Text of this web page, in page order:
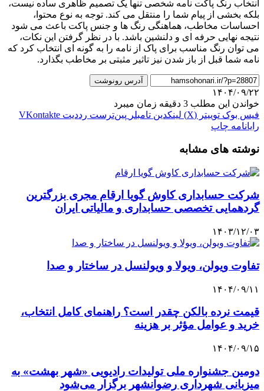
انتخاب رنگ پاکت نامه شخصی تنها یک تصمیم ظاهری ساده نیست،
بلکه بخشی از پیام شما را منتقل می کند. توجه به نوع محتوا،
احساسات مخاطب، هماهنگی رنگ ها و جنس پاکت باعث می شود
نتیجه نهایی حرفه ای و دلنشین باشد. با در نظر گرفتن این نکات،
می توان رنگ مناسب برای پاک از نامه را به گونه ای انتخاب کرد که
نامه شما قبل از باز شدن نیز تاثیر مثبتی بر مخاطب بگذارد.
آدرس رونوشت
۱۴۰۴/۰۹/۲۲
خواندن این مطلب 3 دقیقه زمان میبرد
فیس بوک توییتر (X) لینکدین ‫تامبلر ‫پین‌ترست ‫رددیت ‫VKontakte
رایانامه چاپ
نوشته های مشابه
شرکت حسابداری کاوش گویا ارقام مجری بزرگترین
گردهمایی تخصصی حسابداری و مالیاتی ایران
۱۴۰۳/۱۲/۰۳
تفاوت ویولن، ویولا و ویولنسل در ساختار و صدا
۱۴۰۴/۰۹/۱۱
قیمت نرده بالکن چقدر است؟ راهنمای کامل انتخاب،
خرید و عوامل مؤثر بر هزینه
۱۴۰۴/۰۹/۱۵
دومین جشنواره ملی تولیدات رادیویی «شهر بهشت» به
میزبانی شهرداری رضوانشهر برگزار می‌شود